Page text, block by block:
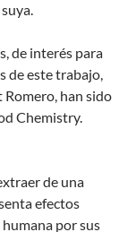
de interés para
de este trabajo,
han sido
Chemistry.
de una
efectos
por sus